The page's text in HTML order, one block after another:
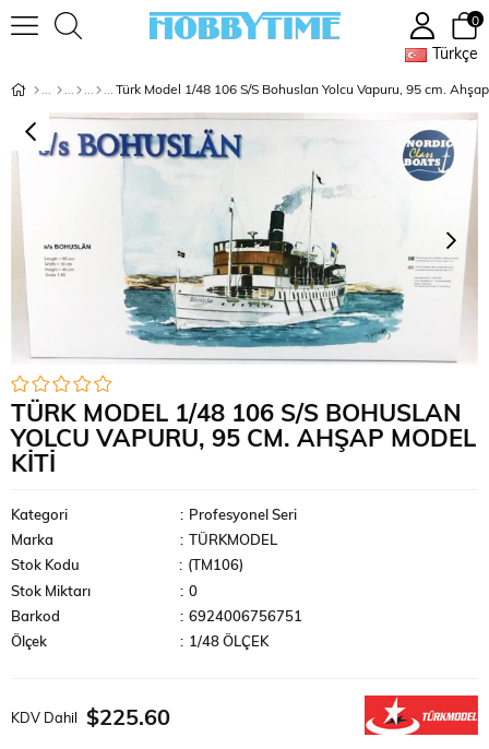
Türkçe
0
Türk Model 1/48 106 S/S Bohuslan Yolcu Vapuru, 95 cm.
TÜRK MODEL 1/48 106 S/S BOHUSLAN
YOLCU VAPURU, 95 CM. AHŞAP MODEL
KITI
Kategori : Profesyonel Seri
Marka
:
TÜRKMODEL
Stok Kodu
(TM106)
Stok Miktarı
: 0
Barkod
: 6924006756751
Ölçek
: 1/48 ÖLÇEK
KDV Dahil $225.60